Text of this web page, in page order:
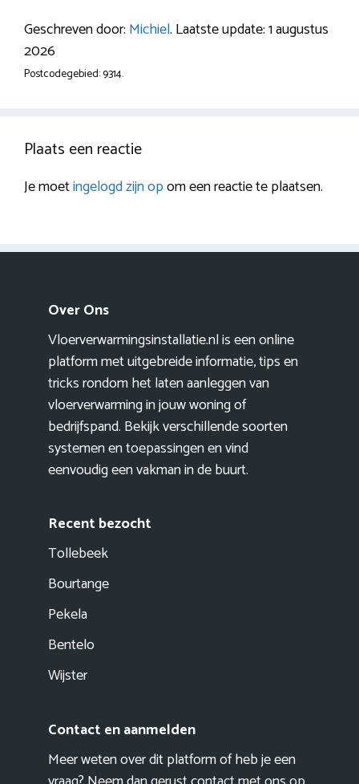
Geschreven door: Michiel. Laatste update: 1 augustus
2026
Postcodegebied: 9314.
Plaats een reactie
Je moetingelogd zijn opom een reactie te plaatsen.
Over Ons
Vloerverwarmingsinstallatie.nl is een online
platform met uitgebreide informatie, tips en
tricks rondom het laten aanleggen van
vloerverwarming in jouw woning of
bedrijfspand. Bekijk verschillende soorten
systemen en toepassingen en vind
eenvoudig een vakman in de buurt.
Recent bezocht
Tollebeek
Bourtange
Pekela
Bentelo
Wijster
Contact en aanmelden
Meer weten over dit platform of heb je een